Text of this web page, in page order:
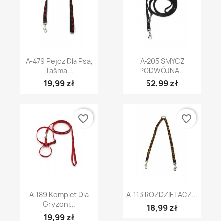
A-479 Pejcz Dla Psa,
Taśma...
19,99 zł
A-205 SMYCZ
PODWÓJNA...
52,99 zł
A-189 Komplet Dla
Gryzoni...
19,99 zł
favorite_border
A-113 ROZDZIELACZ...
18,99 zł
favorite_border